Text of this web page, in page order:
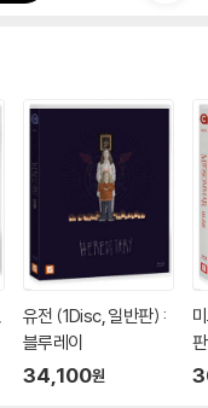
유전 (1Disc, 일반판) :
블루레이
34,100원